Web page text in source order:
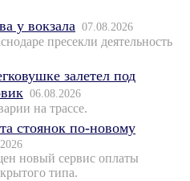
у вокзала 07.08.2026
пресекли деятельность
залетел под
06.08.2026
на трассе.
стоянок по-новому
новый сервис оплаты
типа.